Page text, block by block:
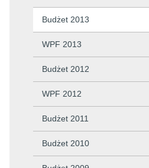
Budżet 2013
WPF 2013
Budżet 2012
WPF 2012
Budżet 2011
Budżet 2010